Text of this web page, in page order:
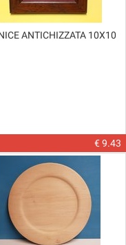
ANTICHIZZATA 10X10
€ 9.43